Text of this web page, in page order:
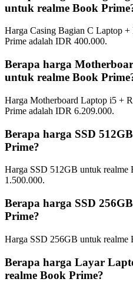
untuk realme Book
Harga Casing Bagian C Laptop
Prime adalah IDR 400.000.
Berapa harga
untuk realme Book
Harga Motherboard Laptop i5 +
Prime adalah IDR 6.209.000.
Berapa harga SSD
Prime?
Harga SSD 512GB untuk realme
1.500.000.
Berapa harga SSD
Prime?
Harga SSD 256GB untuk realme
Berapa harga Layar
realme Book Prime?